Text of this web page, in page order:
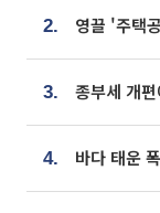
2.
3.
4. 바다 태운